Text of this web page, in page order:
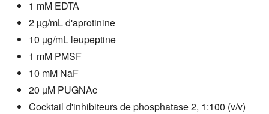
1 mM EDTA
2 µg/mL d'aprotinine
10 µg/mL leupeptine
1 mM PMSF
10 mM NaF
20 µM PUGNAc
Cocktail d'inhibiteurs de phosphatase 2, 1:100 (v/v)